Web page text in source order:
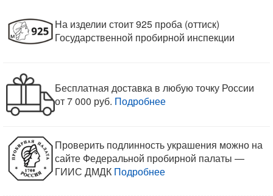
На изделии стоит 925 проба (оттиск)
Государственной пробирной инспекции
Бесплатная доставка в любую точку России
от 7 000 руб. Подробнее
Проверить подлинность украшения можно на
сайте Федеральной пробирной палаты —
ГИИС ДМДК Подробнее